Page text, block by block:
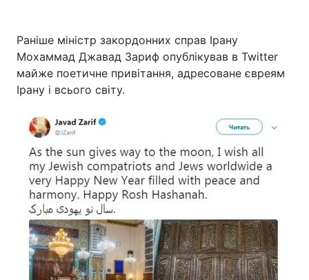
Раніше міністр закордонних справ Ірану
Мохаммад Джавад Зариф опублікував в Twitter
майже поетичне привітання, адресоване євреям
Ірану і всього світу.